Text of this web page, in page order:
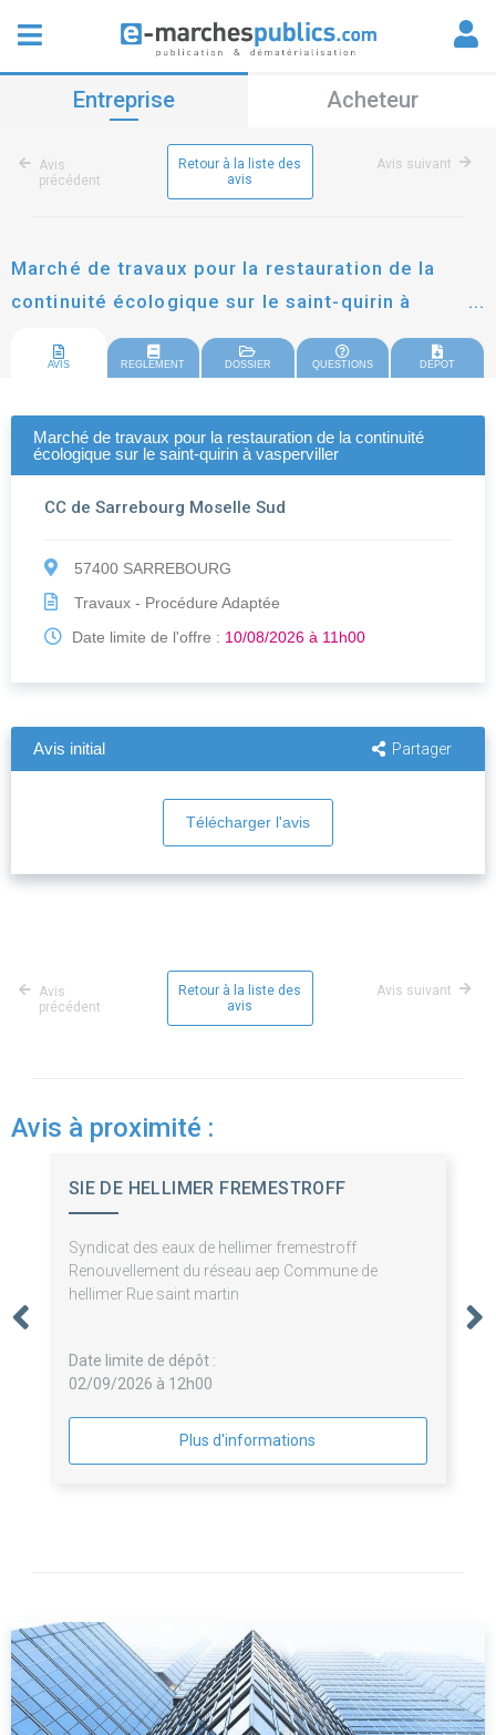
Entreprise Acheteur
Avis
précédent
Retour à la liste des
avis
Avis suivant
Marché de travaux pour la restauration de la
continuité écologique sur le saint-quirin à
vasperviller
AVIS REGLEMENT DOSSIER QUESTIONS DEPOT
Marché de travaux pour la restauration de la continuité
écologique sur le saint-quirin à vasperviller
CC de Sarrebourg Moselle Sud
57400 SARREBOURG
Travaux - Procédure Adaptée
Date limite de l'offre : 10/08/2026 à 11h00
Avis initial Partager
Télécharger l'avis
Avis
précédent
Retour à la liste des
avis
Avis suivant
Avis à proximité :
SIE DE HELLIMER FREMESTROFF
Syndicat des eaux de hellimer fremestroff
Renouvellement du réseau aep Commune de
hellimer Rue saint martin
Date limite de dépôt :
02/09/2026 à 12h00
Plus d'informations